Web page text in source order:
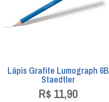
Lápis Grafite Lumograph 6B
Staedtler
R$ 11,90